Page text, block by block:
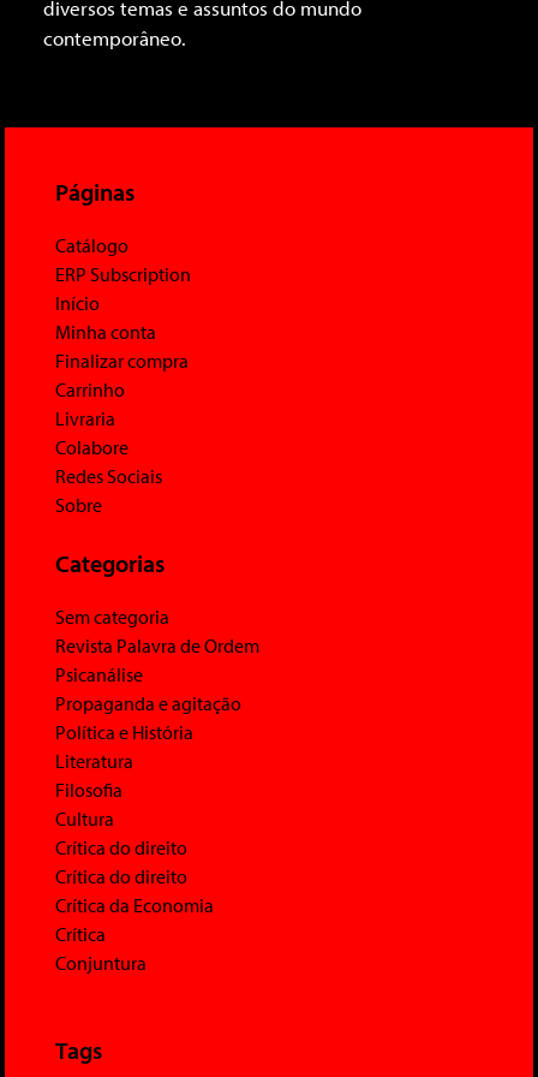
diversos temas e assuntos do mundo
contemporâneo.
Páginas
Catálogo
ERP Subscription
Início
Minha conta
Finalizar compra
Carrinho
Livraria
Colabore
Redes Sociais
Sobre
Categorias
Sem categoria
Revista Palavra de Ordem
Psicanálise
Propaganda e agitação
Política e História
Literatura
Filosofia
Cultura
Crítica do direito
Crítica do direito
Crítica da Economia
Crítica
Conjuntura
Tags